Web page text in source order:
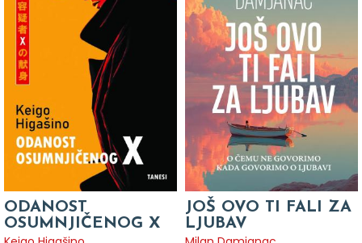
ODANOST
OSUMNJIČENOG X
JOŠ OVO TI FALI ZA
LJUBAV